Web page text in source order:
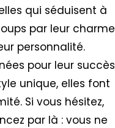
qui séduisent à
par leur charme
personnalité.
pour leur succès
unique, elles font
Si vous hésitez,
par là : vous ne